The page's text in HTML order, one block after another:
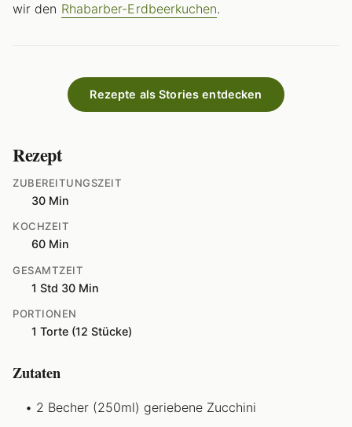
wir den Rhabarber-Erdbeerkuchen.
Rezepte als Stories entdecken
Rezept
ZUBEREITUNGSZEIT
30 Min
KOCHZEIT
60 Min
GESAMTZEIT
1 Std 30 Min
PORTIONEN
1 Torte (12 Stücke)
Zutaten
2 Becher (250ml) geriebene Zucchini